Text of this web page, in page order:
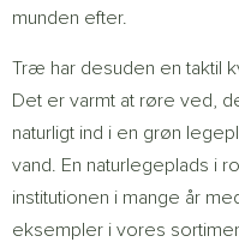
munden efter.
Træ har desuden en taktil
Det er varmt at røre ved,
naturligt ind i en grøn
vand. En naturlegeplads i
institutionen i mange år
eksempler i vores